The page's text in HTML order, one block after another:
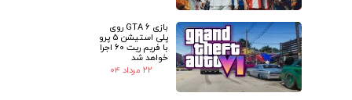
بازی GTA 6 روی
پلی استیشن 5 پرو
با فریم ریت 60 اجرا
خواهد شد
۲۲ مرداد ۰۴